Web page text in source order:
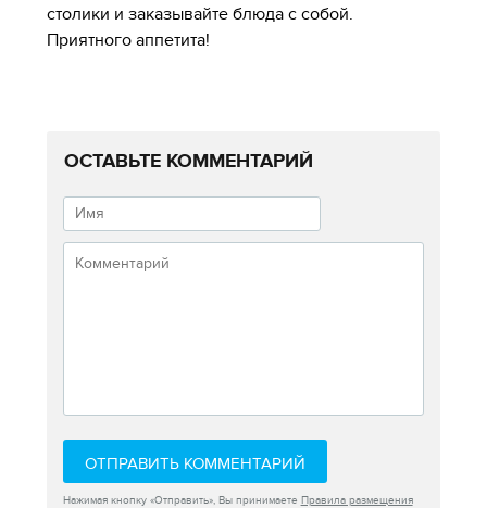
столики и заказывайте блюда с собой.
Приятного аппетита!
ОСТАВЬТЕ КОММЕНТАРИЙ
ОТПРАВИТЬ КОММЕНТАРИЙ
Нажимая кнопку «Отправить», Вы принимаете Правила размещения